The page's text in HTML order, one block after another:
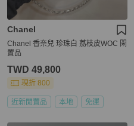
Chanel
Chanel 香奈兒 珍珠白 荔枝皮WOC 閑
置品
TWD 49,800
現折 800
近新閒置品 本地 免運